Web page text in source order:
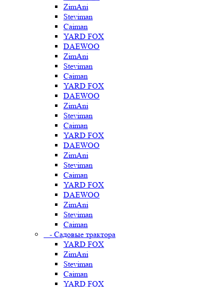
ZimAni
Steviman
Caiman
YARD FOX
DAEWOO
ZimAni
Steviman
Caiman
YARD FOX
DAEWOO
ZimAni
Steviman
Caiman
YARD FOX
DAEWOO
ZimAni
Steviman
Caiman
YARD FOX
DAEWOO
ZimAni
Steviman
Caiman
- Садовые трактора
YARD FOX
ZimAni
Steviman
Caiman
YARD FOX